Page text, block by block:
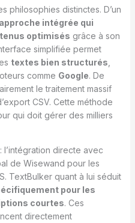
philosophies distinctes. D’un
intégrée qui
optimisés grâce à son
simplifiée permet
textes bien structurés
comme Google. De
le traitement massif
CSV. Cette méthode
qui doit gérer des milliers
l’intégration directe avec
de Wisewand pour les
TextBulker quant à lui séduit
pour les
courtes. Ces
directement